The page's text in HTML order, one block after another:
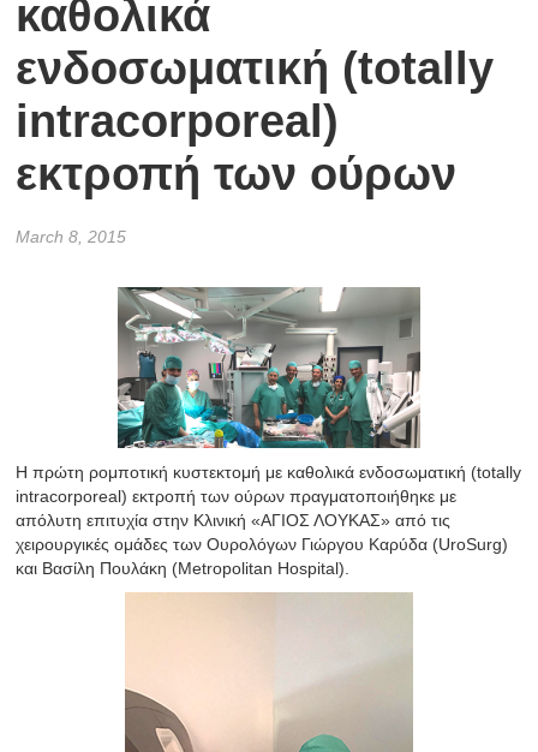
καθολικά
ενδοσωματική (totally
intracorporeal)
εκτροπή των ούρων
March 8, 2015
Η πρώτη ρομποτική κυστεκτομή με καθολικά ενδοσωματική (totally
intracorporeal) εκτροπή των ούρων πραγματοποιήθηκε με
απόλυτη επιτυχία στην Κλινική «ΑΓΙΟΣ ΛΟΥΚΑΣ» από τις
χειρουργικές ομάδες των Ουρολόγων Γιώργου Καρύδα (UroSurg)
και Βασίλη Πουλάκη (Metropolitan Hospital).